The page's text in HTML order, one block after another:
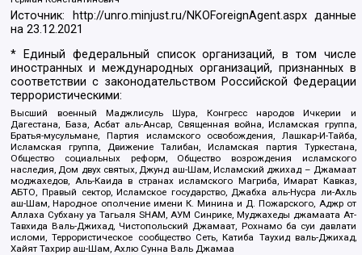
Источник: http://unro.minjust.ru/NKOForeignAgent.aspxданные
на23.12.2021
* Единый федеральный список организаций, в том числе
иностранных и международных организаций, признанных в
соответствии с законодательством Российской Федерации
террористическими:
Высший военный Маджлисуль Шура, Конгресс народов Ичкерии и
Дагестана, База, Асбат аль-Ансар, Священная война, Исламская группа,
Братья-мусульмане, Партия исламского освобождения, Лашкар-И-Тайба,
Исламская группа, Движение Талибан, Исламская партия Туркестана,
Общество социальных реформ, Общество возрождения исламского
наследия, Дом двух святых, Джунд аш-Шам, Исламский джихад – Джамаат
моджахедов, Аль-Каида в странах исламского Магриба, Имарат Кавказ,
АБТО, Правый сектор, Исламское государство, Джабха аль-Нусра ли-Ахль
аш-Шам, Народное ополчение имени К. Минина и Д. Пожарского, Аджр от
Аллаха Субхану уа Тагьаля SHAM, АУМ Синрике, Муджахеды джамаата Ат-
Тавхида Валь-Джихад, Чистопольский Джамаат, Рохнамо ба суи давлати
исломи, Террористическое сообщество Сеть, Катиба Таухид валь-Джихад,
Хайят Тахрир аш-Шам, Ахлю Сунна Валь Джамаа